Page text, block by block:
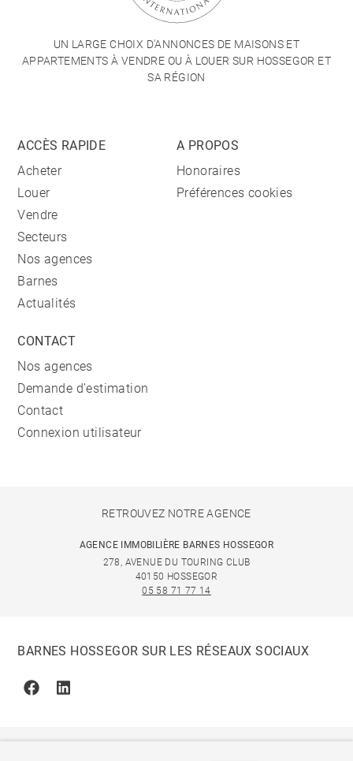
UN LARGE CHOIX D'ANNONCES DE MAISONS ET
APPARTEMENTS À VENDRE OU À LOUER SUR HOSSEGOR ET
SA RÉGION
ACCÈS RAPIDE
Acheter
Louer
Vendre
Secteurs
Nos agences
Barnes
Actualités
A PROPOS
Honoraires
Préférences cookies
CONTACT
Nos agences
Demande d'estimation
Contact
Connexion utilisateur
RETROUVEZ NOTRE AGENCE
AGENCE IMMOBILIÈRE BARNES HOSSEGOR
278, AVENUE DU TOURING CLUB
40150 HOSSEGOR
05 58 71 77 14
BARNES HOSSEGOR SUR LES RÉSEAUX SOCIAUX
FacebookLinkedin